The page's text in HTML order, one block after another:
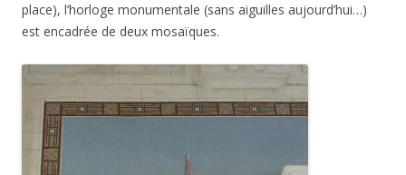
place), l’horloge monumentale (sans aiguilles aujourd’hui…)
est encadrée de deux mosaïques.